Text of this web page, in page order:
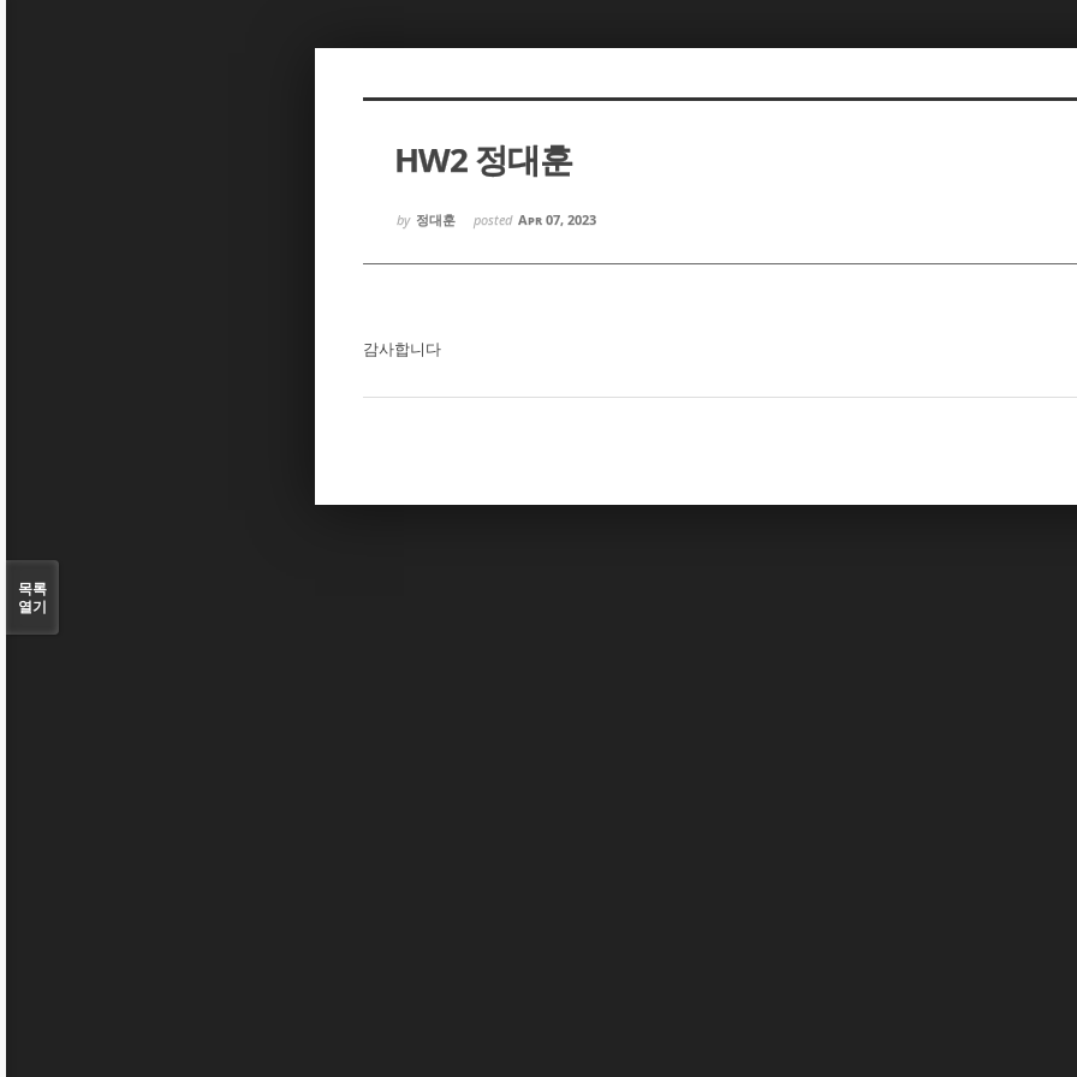
HW2 정대훈
by 정대훈 posted Apr 07, 2023
감사합니다
목록
열기
Sketchbook5, 스케치북5
Sketchbook5, 스케치북5
Sketchbook5, 스케치북5
Sketchbook5, 스케치북5